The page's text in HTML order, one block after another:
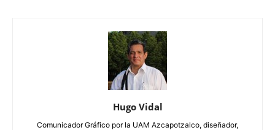
Hugo Vidal
Comunicador Gráfico por la UAM Azcapotzalco, diseñador,